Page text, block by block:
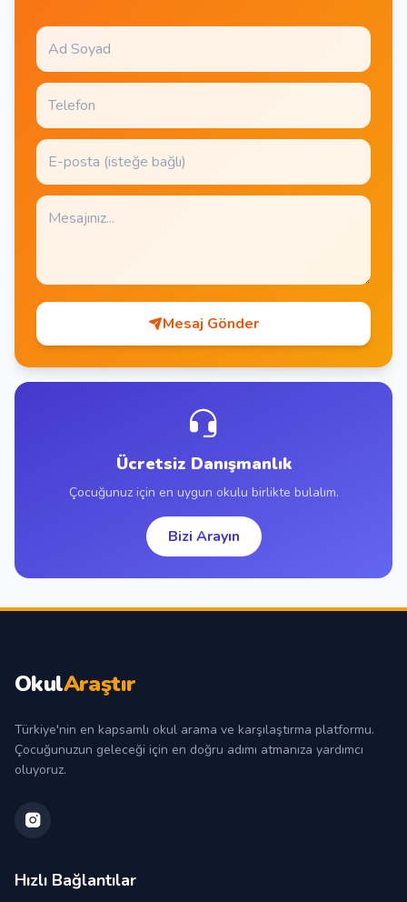
Mesaj Gönder
Ücretsiz Danışmanlık
Çocuğunuz için en uygun okulu birlikte bulalım.
Bizi Arayın
OkulAraştır
Türkiye'nin en kapsamlı okul arama ve karşılaştırma platformu.
Çocuğunuzun geleceği için en doğru adımı atmanıza yardımcı
oluyoruz.
Hızlı Bağlantılar